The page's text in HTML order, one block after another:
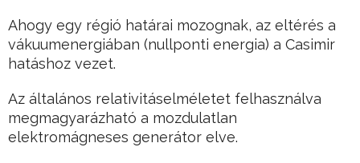
Ahogy egy régió határai mozognak, az eltérés a
vákuumenergiában (nullponti energia) a Casimir
hatáshoz vezet.
Az általános relativitáselméletet felhasználva
megmagyarázható a mozdulatlan
elektromágneses generátor elve.